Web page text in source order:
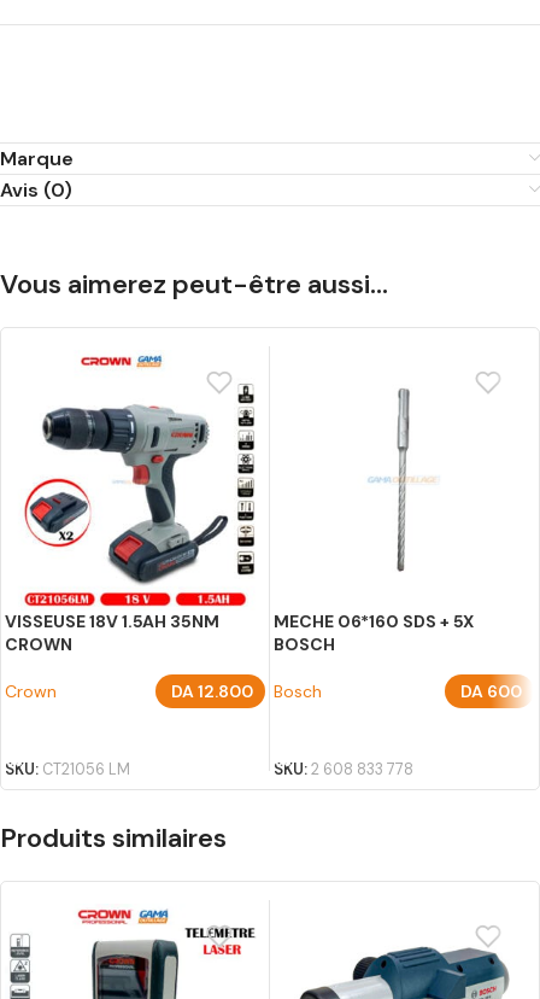
Marque
Avis (0)
Vous aimerez peut-être aussi…
VISSEUSE 18V 1.5AH 35NM
CROWN
Crown DA12.800
SKU: CT21056 LM
MECHE 06*160 SDS + 5X
BOSCH
Bosch DA 600
SKU:2 608 833 778
Produits similaires